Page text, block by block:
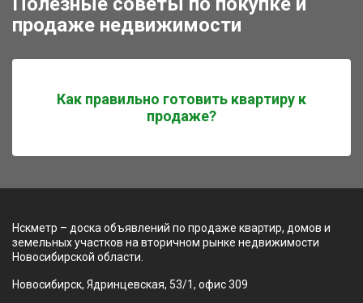
продаже недвижимости
Как правильно готовить квартиру к
продаже?
Нскметр – доска объявлений по продаже квартир, домов и
земельных участков на вторичном рынке недвижимости
Новосибирской области.
Новосибирск, Ядринцевская, 53/1, офис 309